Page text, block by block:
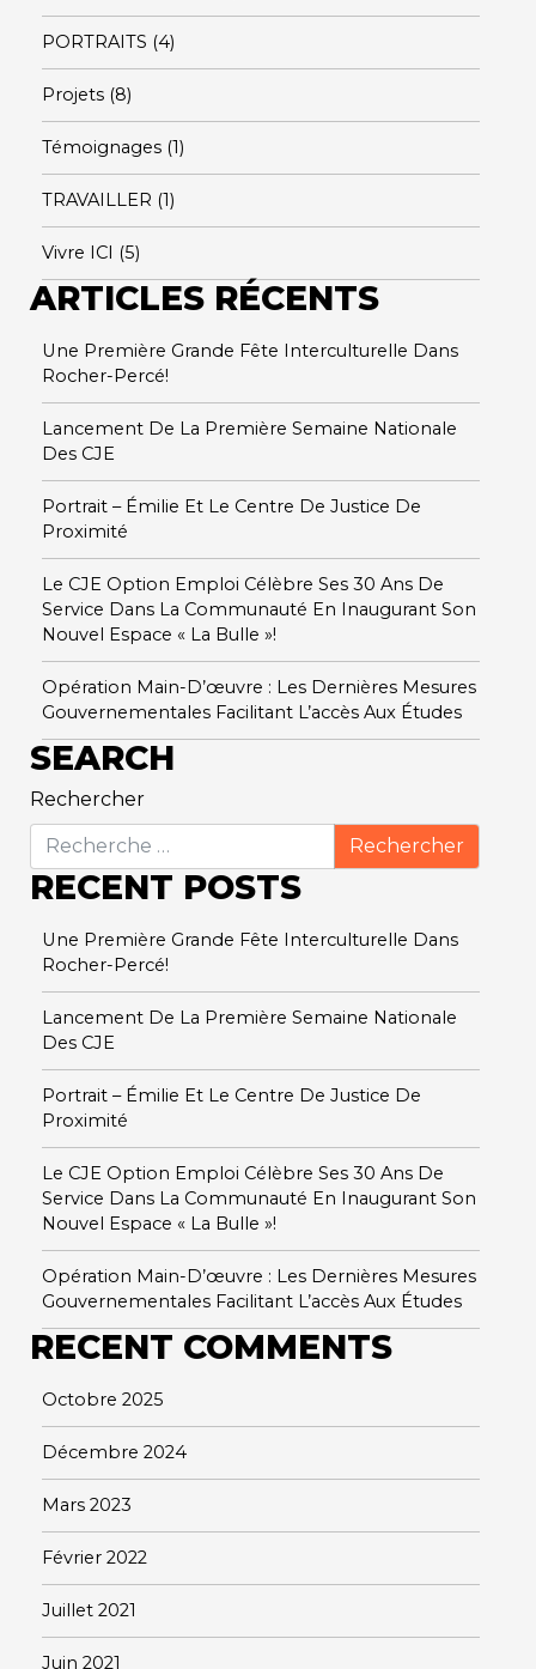
PORTRAITS (4)
Projets (8)
Témoignages (1)
TRAVAILLER (1)
Vivre ICI (5)
ARTICLES RÉCENTS
Une Première Grande Fête Interculturelle Dans
Rocher-Percé!
Lancement De La Première Semaine Nationale
Des CJE
Portrait – Émilie Et Le Centre De Justice De
Proximité
Le CJE Option Emploi Célèbre Ses 30 Ans De
Service Dans La Communauté En Inaugurant Son
Nouvel Espace « La Bulle »!
Opération Main-D’œuvre : Les Dernières Mesures
Gouvernementales Facilitant L’accès Aux Études
SEARCH
Rechercher
RECENT POSTS
Une Première Grande Fête Interculturelle Dans
Rocher-Percé!
Lancement De La Première Semaine Nationale
Des CJE
Portrait – Émilie Et Le Centre De Justice De
Proximité
Le CJE Option Emploi Célèbre Ses 30 Ans De
Service Dans La Communauté En Inaugurant Son
Nouvel Espace « La Bulle »!
Opération Main-D’œuvre : Les Dernières Mesures
Gouvernementales Facilitant L’accès Aux Études
RECENT COMMENTS
Octobre 2025
Décembre 2024
Mars 2023
Février 2022
Juillet 2021
Juin 2021